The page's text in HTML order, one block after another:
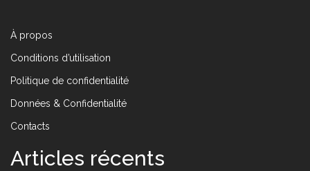
À propos
Conditions d’utilisation
Politique de confidentialité
Données & Confidentialité
Contacts
Articles récents